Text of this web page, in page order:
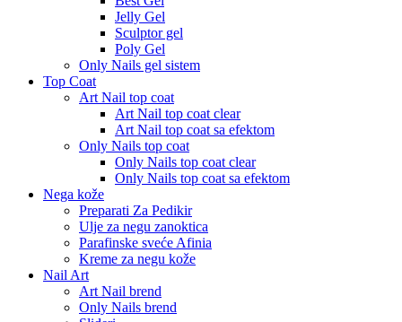
Jelly Gel
Sculptor gel
Poly Gel
Only Nails gel sistem
Top Coat
Art Nail top coat
Art Nail top coat clear
Art Nail top coat sa efektom
Only Nails top coat
Only Nails top coat clear
Only Nails top coat sa efektom
Nega kože
Preparati Za Pedikir
Ulje za negu zanoktica
Parafinske sveće Afinia
Kreme za negu kože
Nail Art
Art Nail brend
Only Nails brend